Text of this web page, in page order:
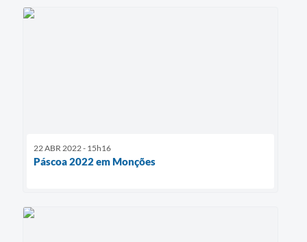
22 ABR 2022 - 15h16
Páscoa 2022 em Monções